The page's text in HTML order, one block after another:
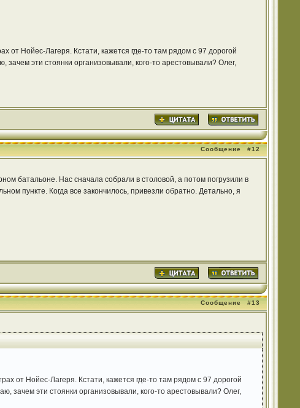
от Нойес-Лагеря. Кстати, кажется где-то там рядом с 97 дорогой
эти стоянки организовывали, кого-то арестовывали? Олег,
Сообщение #12
батальоне. Нас сначала собрали в столовой, а потом погрузили в
пункте. Когда все закончилось, привезли обратно. Детально, я
Сообщение #13
от Нойес-Лагеря. Кстати, кажется где-то там рядом с 97 дорогой
зачем эти стоянки организовывали, кого-то арестовывали? Олег,